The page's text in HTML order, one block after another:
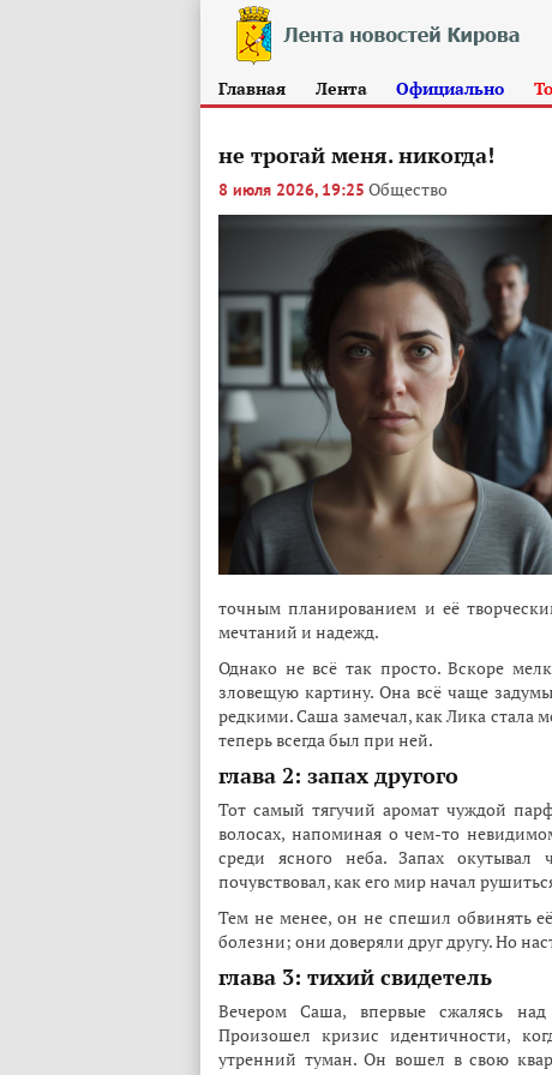
Главная Лента Официально
не трогай меня. никогда!
8 июля 2026, 19:25 Общество
точным планированием и её
мечтаний и надежд.
Однако не всё так просто. Вскоре
зловещую картину. Она всё чаще
редкими. Саша замечал, как Лика стала
теперь всегда был при ней.
глава 2: запах другого
Тот самый тягучий аромат чуждой
волосах, напоминая о чем-то
среди ясного неба. Запах
почувствовал, как его мир начал
Тем не менее, он не спешил обвинять
болезни; они доверяли друг другу. Но
глава 3: тихий свидетель
Вечером Саша, впервые сжалясь
Произошел кризис идентичности,
утренний туман. Он вошел в свою